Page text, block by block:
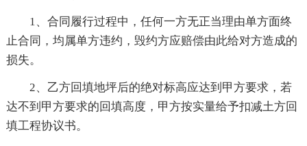
1、合同履行过程中，任何一方无正当理由单方面终
止合同，均属单方违约，毁约方应赔偿由此给对方造成的
损失。
2、乙方回填地坪后的绝对标高应达到甲方要求，若
达不到甲方要求的回填高度，甲方按实量给予扣减土方回
填工程协议书。